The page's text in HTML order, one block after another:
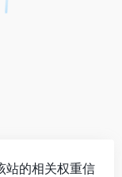
的相关权重信